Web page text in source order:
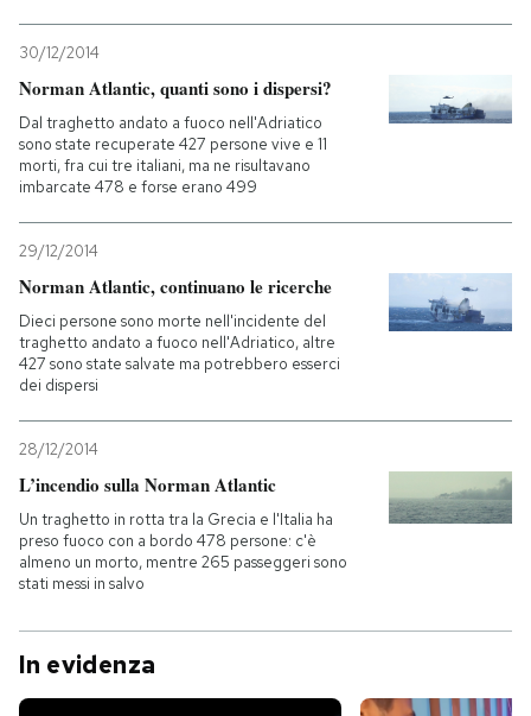
30/12/2014
Norman Atlantic, quanti sono i dispersi?
Dal traghetto andato a fuoco nell'Adriatico
sono state recuperate 427 persone vive e 11
morti, fra cui tre italiani, ma ne risultavano
imbarcate 478 e forse erano 499
29/12/2014
Norman Atlantic, continuano le ricerche
Dieci persone sono morte nell'incidente del
traghetto andato a fuoco nell'Adriatico, altre
427 sono state salvate ma potrebbero esserci
dei dispersi
28/12/2014
L’incendio sulla Norman Atlantic
Un traghetto in rotta tra la Grecia e l'Italia ha
preso fuoco con a bordo 478 persone: c'è
almeno un morto, mentre 265 passeggeri sono
stati messi in salvo
In evidenza